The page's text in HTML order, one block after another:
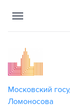
Московский
Ломоносова